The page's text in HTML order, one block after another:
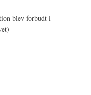
blev forbudt i